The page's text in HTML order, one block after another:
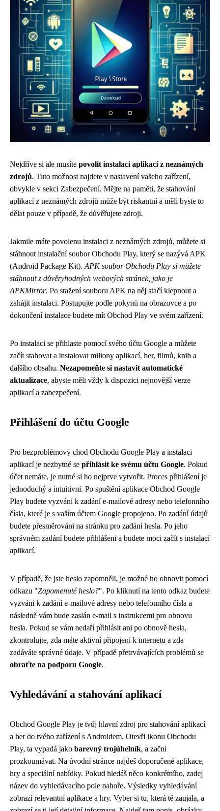
Nejdříve si ale musíte povolit instalaci aplikací z neznámých
zdrojů. Tuto možnost najdete v nastavení vašeho zařízení,
obvykle v sekci Zabezpečení. Mějte na paměti, že stahování
aplikací z neznámých zdrojů může být riskantní a měli byste to
dělat pouze v případě, že důvěřujete zdroji.
Jakmile máte povolenu instalaci z neznámých zdrojů, můžete si
stáhnout instalační soubor Obchodu Play, který se nazývá APK
(Android Package Kit). APK soubor Obchodu Play si můžete
stáhnout z důvěryhodných webových stránek, jako je
APKMirror. Po stažení souboru APK na něj stačí klepnout a
zahájit instalaci. Postupujte podle pokynů na obrazovce a po
dokončení instalace budete mít Obchod Play ve svém zařízení.
Po instalaci se přihlaste pomocí svého účtu Google a můžete
začít stahovat a instalovat miliony aplikací, her, filmů, knih a
dalšího obsahu. Nezapomeňte si nastavit automatické
aktualizace, abyste měli vždy k dispozici nejnovější verze
aplikací a zabezpečení.
Přihlášení do účtu Google
Pro bezproblémový chod Obchodu Google Play a instalaci
aplikací je nezbytné se přihlásit ke svému účtu Google. Pokud
účet nemáte, je nutné si ho nejprve vytvořit. Proces přihlášení je
jednoduchý a intuitivní. Po spuštění aplikace Obchod Google
Play budete vyzváni k zadání e-mailové adresy nebo telefonního
čísla, které je s vaším účtem Google propojeno. Po zadání údajů
budete přesměrováni na stránku pro zadání hesla. Po jeho
správném zadání budete přihlášeni a budete moci začít s instalací
aplikací.
V případě, že jste heslo zapomněli, je možné ho obnovit pomocí
odkazu "Zapomenuté heslo?". Po kliknutí na tento odkaz budete
vyzváni k zadání e-mailové adresy nebo telefonního čísla a
následně vám bude zaslán e-mail s instrukcemi pro obnovu
hesla. Pokud se vám nedaří přihlásit ani po obnově hesla,
zkontrolujte, zda máte aktivní připojení k internetu a zda
zadáváte správné údaje. V případě přetrvávajících problémů se
obraťte na podporu Google.
Vyhledávání a stahování aplikací
Obchod Google Play je tvůj hlavní zdroj pro stahování aplikací
a her do tvého zařízení s Androidem. Otevři ikonu Obchodu
Play, ta vypadá jako barevný trojúhelník, a začni
prozkoumávat. Na úvodní stránce najdeš doporučené aplikace,
hry a speciální nabídky. Pokud hledáš něco konkrétního, zadej
název do vyhledávacího pole nahoře. Výsledky vyhledávání
zobrazí relevantní aplikace a hry. Vyber si tu, která tě zaujala, a